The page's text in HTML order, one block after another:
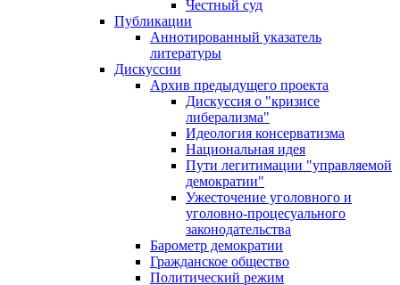
Честный суд
Публикации
Аннотированный указатель
литературы
Дискуссии
Архив предыдущего проекта
Дискуссия о "кризисе
либерализма"
Идеология консерватизма
Национальная идея
Пути легитимации "управляемой
демократии"
Ужесточение уголовного и
уголовно-процесуального
законодательства
Барометр демократии
Гражданское общество
Политический режим